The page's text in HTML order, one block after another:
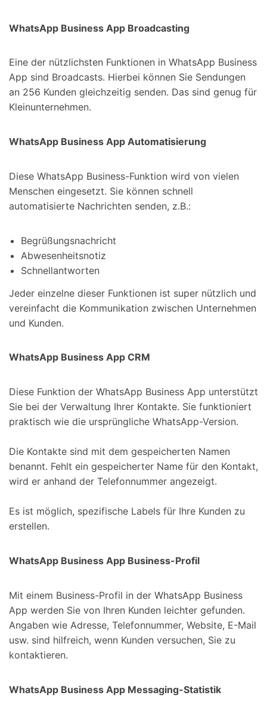
WhatsApp Business App Broadcasting
Eine der nützlichsten Funktionen in WhatsApp Business
App sind Broadcasts. Hierbei können Sie Sendungen
an 256 Kunden gleichzeitig senden. Das sind genug für
Kleinunternehmen.
WhatsApp Business App Automatisierung
Diese WhatsApp Business-Funktion wird von vielen
Menschen eingesetzt. Sie können schnell
automatisierte Nachrichten senden, z.B.:
Begrüßungsnachricht
Abwesenheitsnotiz
Schnellantworten
Jeder einzelne dieser Funktionen ist super nützlich und
vereinfacht die Kommunikation zwischen Unternehmen
und Kunden.
WhatsApp Business App CRM
Diese Funktion der WhatsApp Business App unterstützt
Sie bei der Verwaltung Ihrer Kontakte. Sie funktioniert
praktisch wie die ursprüngliche WhatsApp-Version.
Die Kontakte sind mit dem gespeicherten Namen
benannt. Fehlt ein gespeicherter Name für den Kontakt,
wird er anhand der Telefonnummer angezeigt.
Es ist möglich, spezifische Labels für Ihre Kunden zu
erstellen.
WhatsApp Business App Business-Profil
Mit einem Business-Profil in der WhatsApp Business
App werden Sie von Ihren Kunden leichter gefunden.
Angaben wie Adresse, Telefonnummer, Website, E-Mail
usw. sind hilfreich, wenn Kunden versuchen, Sie zu
kontaktieren.
WhatsApp Business App Messaging-Statistik